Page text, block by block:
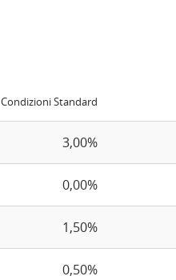
Condizioni Standard
3,00%
0,00%
1,50%
0,50%